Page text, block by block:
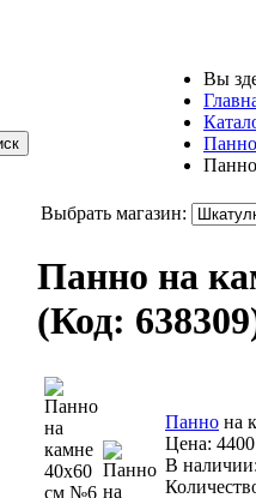
Вы
Панно
Выбрать магазин:
Панно на
(Код: 638309
Панно на
Цена:
В